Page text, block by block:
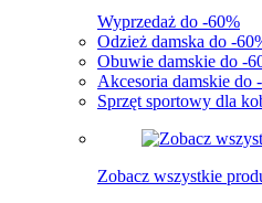
Wyprzedaż do -60%
Odzież damska do -
Obuwie damskie do -
Akcesoria damskie do
Sprzęt sportowy dla
Zobacz wszystkie